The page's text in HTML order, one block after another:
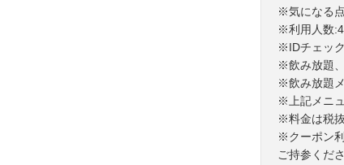
※気になる
※利用人数
※IDチェッ
※飲み放題
※飲み放題
※上記メニ
※料金は税
※クーポン
ご持参くださ